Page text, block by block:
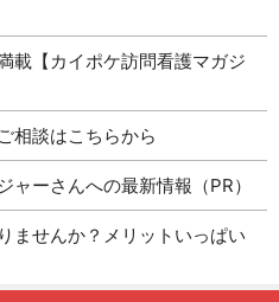
載【カイポケ訪問看護マガジ
相談はこちらから
ャーさんへの最新情報（PR）
ませんか？メリットいっぱい